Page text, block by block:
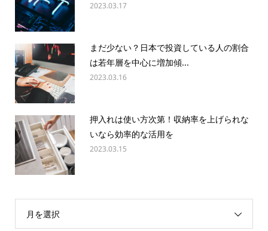
2023.03.17
まだ少ない？日本で投資している人の割合
は若年層を中心に増加傾...
2023.03.16
押入れは使い方次第！収納率を上げられな
いなら効率的な活用を
2023.03.15
月を選択